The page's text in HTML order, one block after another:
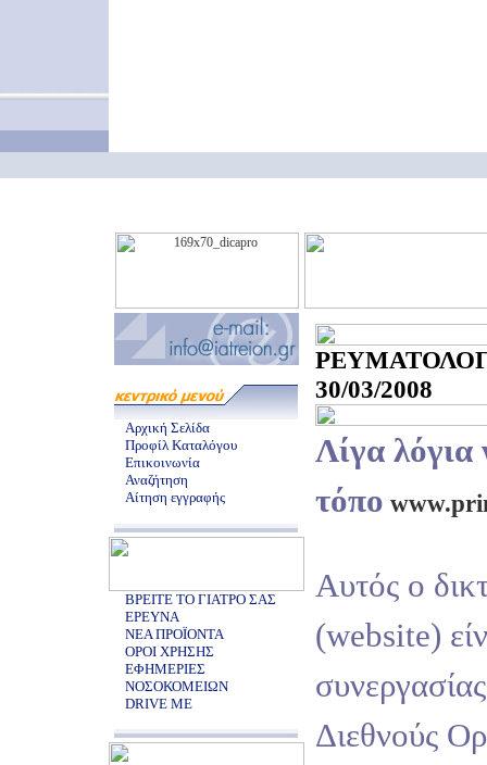
Αρχική Σελίδα
Προφίλ Καταλόγου
Επικοινωνία
Αναζήτηση
Αίτηση εγγραφής
ΒΡΕΙΤΕ ΤΟ ΓΙΑΤΡΟ ΣΑΣ
ΕΡΕΥΝΑ
ΝΕΑ ΠΡΟΪΟΝΤΑ
ΟΡΟΙ ΧΡΗΣΗΣ
ΕΦΗΜΕΡΙΕΣ
ΝΟΣΟΚΟΜΕΙΩΝ
DRIVE ME
30/03/2008
Λίγα λόγια
τόπο
Αυτός ο
(website)
Διεθνούς